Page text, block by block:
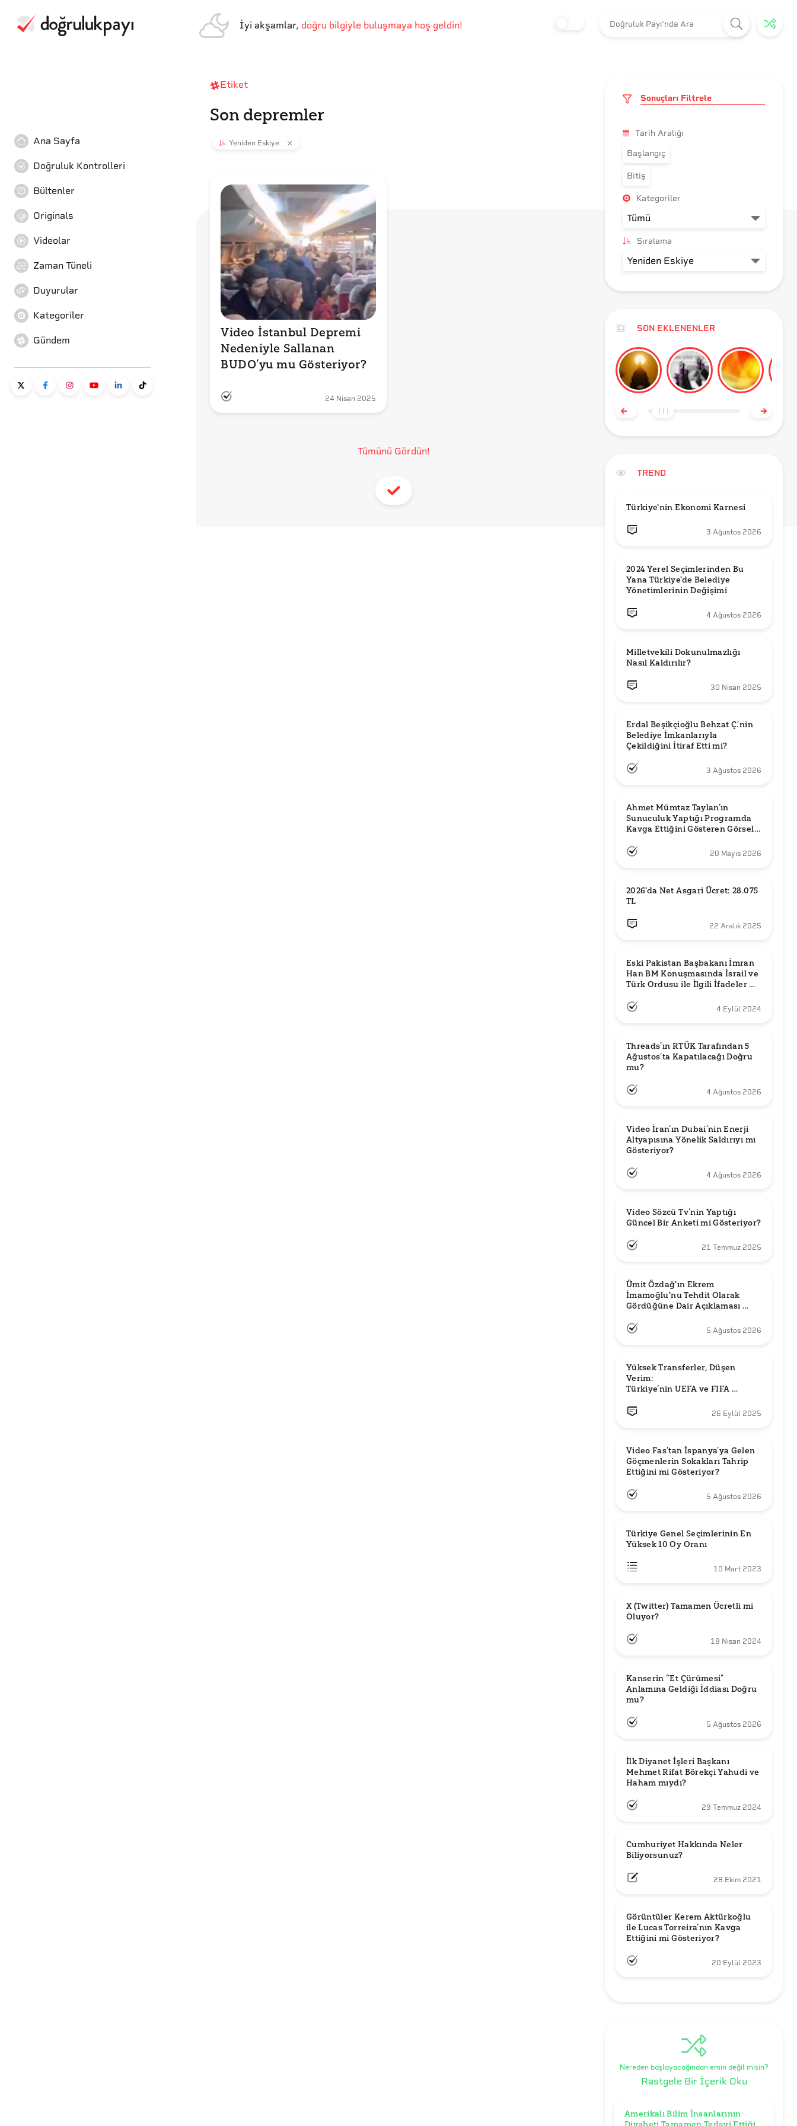
İyi akşamlar, doğru bilgiyle buluşmaya hoş geldin!
Ana Sayfa
Doğruluk Kontrolleri
Bültenler
Originals
Videolar
Zaman Tüneli
Duyurular
Kategoriler
Gündem
Etiket
Son depremler
Yeniden Eskiye
Video İstanbul Depremi
Nedeniyle Sallanan
BUDO’yu mu Gösteriyor?
24 Nisan 2025
Tümünü Gördün!
Sonuçları Filtrele
Tarih Aralığı
Başlangıç
Bitiş
Kategoriler
Sıralama
SON EKLENENLER
TREND
Türkiye'nin Ekonomi Karnesi
3 Ağustos 2026
2024 Yerel Seçimlerinden Bu
Yana Türkiye'de Belediye
Yönetimlerinin Değişimi
4 Ağustos 2026
Milletvekili Dokunulmazlığı
Nasıl Kaldırılır?
30 Nisan 2025
Erdal Beşikçioğlu Behzat Ç.’nin
Belediye İmkanlarıyla
3 Ağustos 2026
Ahmet Mümtaz Taylan’ın
Sunuculuk Yaptığı Programda
Kavga Ettiğini Gösteren Görsel
20 Mayıs 2026
2026'da Net Asgari Ücret: 28.075
TL
22 Aralık 2025
Eski Pakistan Başbakanı İmran
Han BM Konuşmasında İsrail ve
Türk Ordusu ile İlgili İfadeler mi
4 Eylül 2024
Threads’ın RTÜK Tarafından 5
Ağustos’ta Kapatılacağı Doğru
mu?
4 Ağustos 2026
Video İran’ın Dubai’nin Enerji
Altyapısına Yönelik Saldırıyı mı
Gösteriyor?
4 Ağustos 2026
Video Sözcü Tv’nin Yaptığı
Güncel Bir Anketi mi Gösteriyor?
21 Temmuz 2025
Ümit Özdağ'ın Ekrem
İmamoğlu'nu Tehdit Olarak
Gördüğüne Dair Açıklaması
5 Ağustos 2026
Yüksek Transferler, Düşen
Verim:
Türkiye’nin UEFA ve FIFA
26 Eylül 2025
Video Fas’tan İspanya’ya Gelen
Göçmenlerin Sokakları Tahrip
Ettiğini mi Gösteriyor?
5 Ağustos 2026
Türkiye Genel Seçimlerinin En
Yüksek 10 Oy Oranı
10 Mart 2023
X (Twitter) Tamamen Ücretli mi
Oluyor?
18 Nisan 2024
Kanserin “Et Çürümesi”
Anlamına Geldiği İddiası Doğru
mu?
5 Ağustos 2026
İlk Diyanet İşleri Başkanı
Mehmet Rifat Börekçi Yahudi ve
Haham mıydı?
29 Temmuz 2024
Cumhuriyet Hakkında Neler
Biliyorsunuz?
28 Ekim 2021
Görüntüler Kerem Aktürkoğlu
ile Lucas Torreira’nın Kavga
Ettiğini mi Gösteriyor?
20 Eylül 2023
Nereden başlayacağından emin değil misin?
Rastgele Bir İçerik Oku
Amerikalı Bilim İnsanlarının